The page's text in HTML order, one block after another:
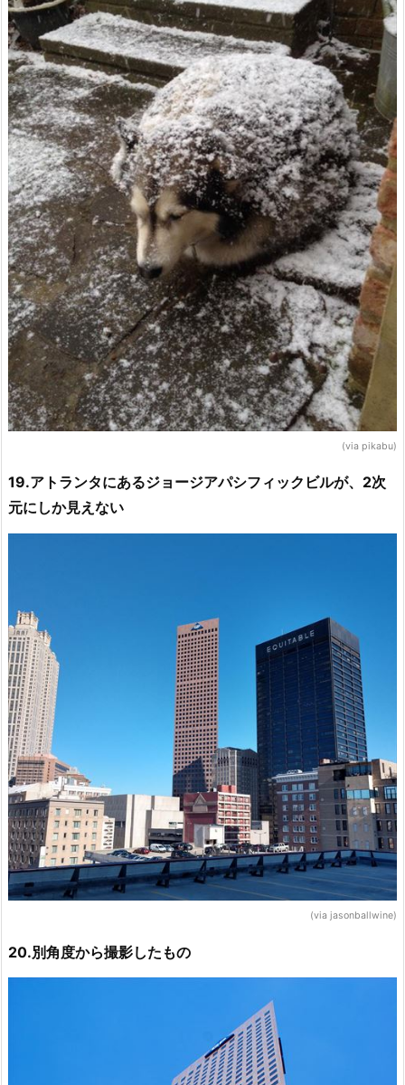
(via pikabu)
19.アトランタにあるジョージアパシフィックビルが、2次
元にしか見えない
(via jasonballwine)
20.別角度から撮影したもの